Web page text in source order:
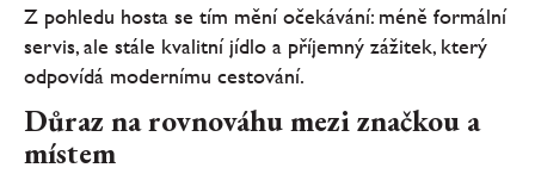
Z pohledu hosta se tím mění očekávání: méně formální
servis, ale stále kvalitní jídlo a příjemný zážitek, který
odpovídá modernímu cestování.
Důraz na rovnováhu mezi značkou a
místem